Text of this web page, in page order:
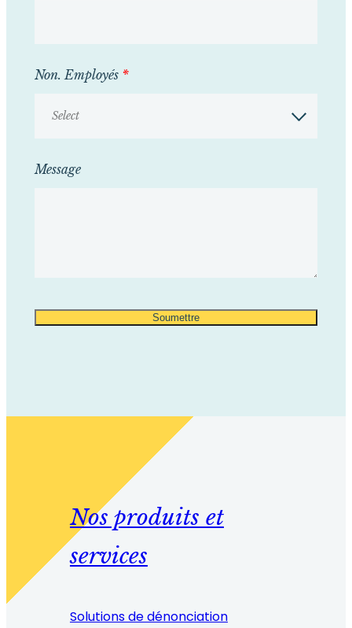
Non. Employés *
Select
Message
Nos produits et
services
Solutions de dénonciation